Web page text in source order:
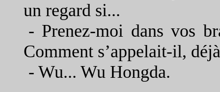
un regard si...
- Prenez-moi dans vos
Comment s’appelait-il,
- Wu... Wu Hongda.